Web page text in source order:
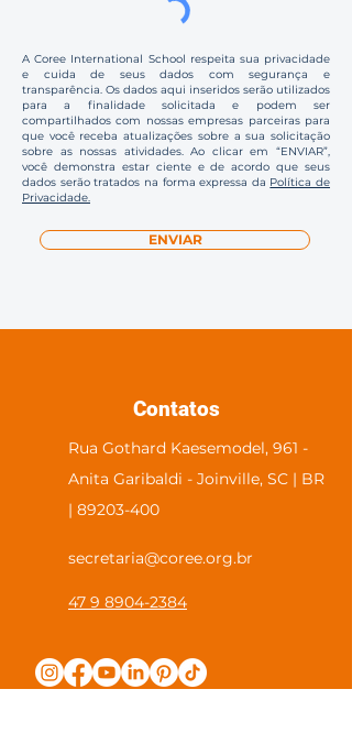
A Coree International School respeita sua privacidade
e cuida de seus dados com segurança e
transparência. Os dados aqui inseridos serão utilizados
para a finalidade solicitada e podem ser
compartilhados com nossas empresas parceiras para
que você receba atualizações sobre a sua solicitação
sobre as nossas atividades. Ao clicar em “ENVIAR”,
você demonstra estar ciente e de acordo que seus
dados serão tratados na forma expressa da Política de
Privacidade.
ENVIAR
Contatos
Rua Gothard Kaesemodel, 961 -
Anita Garibaldi - Joinville, SC | BR
| 89203-400
secretaria@coree.org.br
47 9 8904-2384